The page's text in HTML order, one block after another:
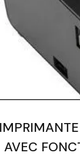
AVEC